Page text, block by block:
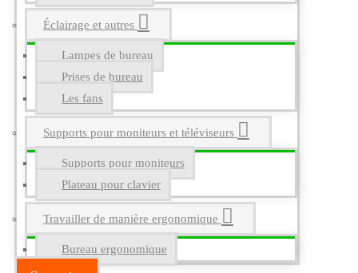
Éclairage et autres
Lampes de bureau
Prises de bureau
Les fans
Supports pour moniteurs et téléviseurs
Supports pour moniteurs
Plateau pour clavier
Travailler de manière ergonomique
Bureau ergonomique